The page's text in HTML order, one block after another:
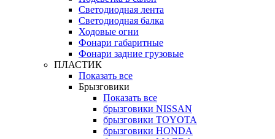
Светодиодная лента
Светодиодная балка
Ходовые огни
Фонари габаритные
Фонари задние грузовые
ПЛАСТИК
Показать все
Брызговики
Показать все
брызговики NISSAN
брызговики TOYOTA
брызговики HONDA